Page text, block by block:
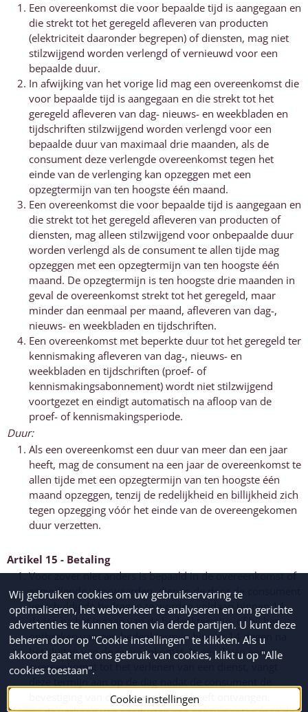
Een overeenkomst die voor bepaalde tijd is aangegaan en
die strekt tot het geregeld afleveren van producten
(elektriciteit daaronder begrepen) of diensten, mag niet
stilzwijgend worden verlengd of vernieuwd voor een
bepaalde duur.
In afwijking van het vorige lid mag een overeenkomst die
voor bepaalde tijd is aangegaan en die strekt tot het
geregeld afleveren van dag- nieuws- en weekbladen en
tijdschriften stilzwijgend worden verlengd voor een
bepaalde duur van maximaal drie maanden, als de
consument deze verlengde overeenkomst tegen het
einde van de verlenging kan opzeggen met een
opzegtermijn van ten hoogste één maand.
Een overeenkomst die voor bepaalde tijd is aangegaan en
die strekt tot het geregeld afleveren van producten of
diensten, mag alleen stilzwijgend voor onbepaalde duur
worden verlengd als de consument te allen tijde mag
opzeggen met een opzegtermijn van ten hoogste één
maand. De opzegtermijn is ten hoogste drie maanden in
geval de overeenkomst strekt tot het geregeld, maar
minder dan eenmaal per maand, afleveren van dag-,
nieuws- en weekbladen en tijdschriften.
Een overeenkomst met beperkte duur tot het geregeld ter
kennismaking afleveren van dag-, nieuws- en
weekbladen en tijdschriften (proef- of
kennismakingsabonnement) wordt niet stilzwijgend
voortgezet en eindigt automatisch na afloop van de
proef- of kennismakingsperiode.
Duur:
Als een overeenkomst een duur van meer dan een jaar
heeft, mag de consument na een jaar de overeenkomst te
allen tijde met een opzegtermijn van ten hoogste één
maand opzeggen, tenzij de redelijkheid en billijkheid zich
tegen opzegging vóór het einde van de overeengekomen
duur verzetten.
Artikel 15 - Betaling
Voor zover niet anders is bepaald in de overeenkomst of
aanvullende voorwaarden, dienen de door de consument
verschuldigde bedragen te worden voldaan binnen 14
dagen na het ingaan van de bedenktermijn, of bij het
ontbreken van een bedenktermijn binnen 14 dagen na
het sluiten van de overeenkomst. In geval van een
overeenkomst tot het verlenen van een dienst, vangt
bevestiging van de overeenkomst heeft ontvangen.
Wij gebruiken cookies om uw gebruikservaring te
optimaliseren, het webverkeer te analyseren en om gerichte
advertenties te kunnen tonen via derde partijen. U kunt deze
beheren door op "Cookie instellingen" te klikken. Als u
akkoord gaat met ons gebruik van cookies, klikt u op "Alle
cookies toestaan".
Cookie instellingen